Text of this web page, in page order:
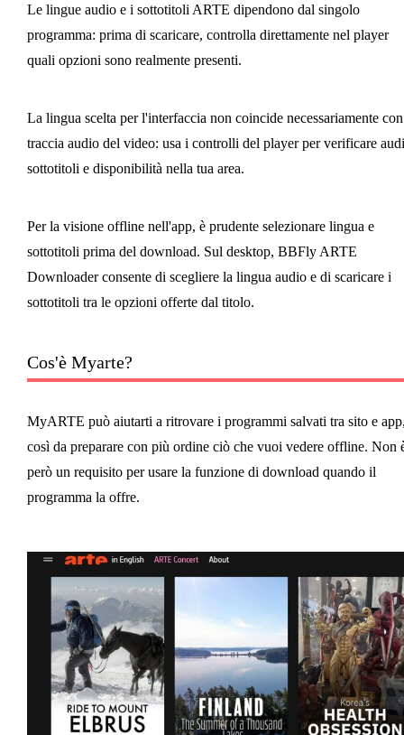
Le lingue audio e i sottotitoli ARTE dipendono dal singolo
programma: prima di scaricare, controlla direttamente nel player
quali opzioni sono realmente presenti.
La lingua scelta per l'interfaccia non coincide necessariamente
traccia audio del video: usa i controlli del player per verificare
sottotitoli e disponibilità nella tua area.
Per la visione offline nell'app, è prudente selezionare lingua e
sottotitoli prima del download. Sul desktop, BBFly ARTE
Downloader consente di scegliere la lingua audio e di scaricare i
sottotitoli tra le opzioni offerte dal titolo.
Cos'è Myarte?
MyARTE può aiutarti a ritrovare i programmi salvati tra sito e
così da preparare con più ordine ciò che vuoi vedere offline. Non
però un requisito per usare la funzione di download quando il
programma la offre.